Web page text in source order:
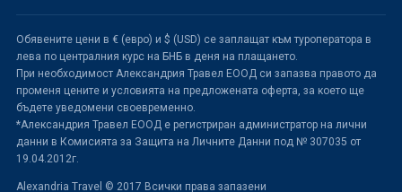
Обявените цени в € (евро) и $ (USD) се заплащат към туроператора в
лева по централния курс на БНБ в деня на плащането.
При необходимост Александрия Травел ЕООД си запазва правото да
променя цените и условията на предложената оферта, за което ще
бъдете уведомени своевременно.
*Александрия Травел ЕООД е регистриран администратор на лични
данни в Комисията за Защита на Личните Данни под № 307035 от
19.04.2012г.
Alexandria Travel © 2017 Всички права запазени